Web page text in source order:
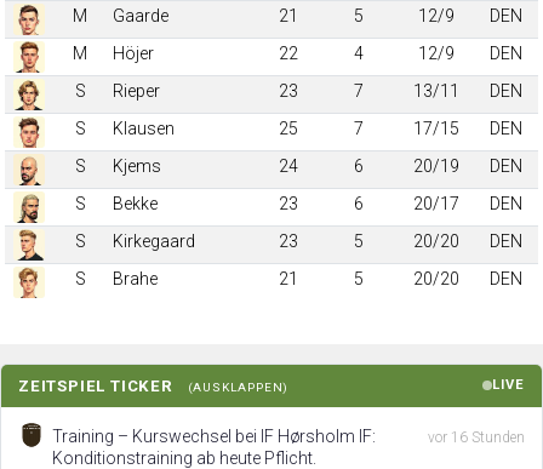
M
Gaarde 21 5 12/9
DEN
M
Höjer 22 4 12/9
DEN
S
Rieper 23 7 13/11
DEN
S
Klausen 25 7 17/15
DEN
S
Kjems 24 6 20/19
DEN
S
Bekke 23 6 20/17
DEN
S
Kirkegaard 23 5 20/20
DEN
S
Brahe 21 5 20/20 DEN
ZEITSPIEL TICKER (AUSKLAPPEN) LIVE
Training – Kurswechsel bei IF Hørsholm IF:
Konditionstraining ab heute Pflicht.
vor 16 Stunden